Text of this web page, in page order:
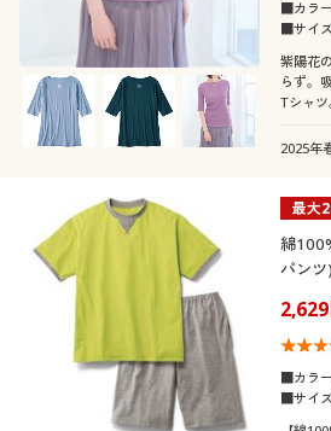
■カラ
■サイ
紫陽花
らず。
Tシャツ
2025年
最大
綿
パン
■カラ
■サイ